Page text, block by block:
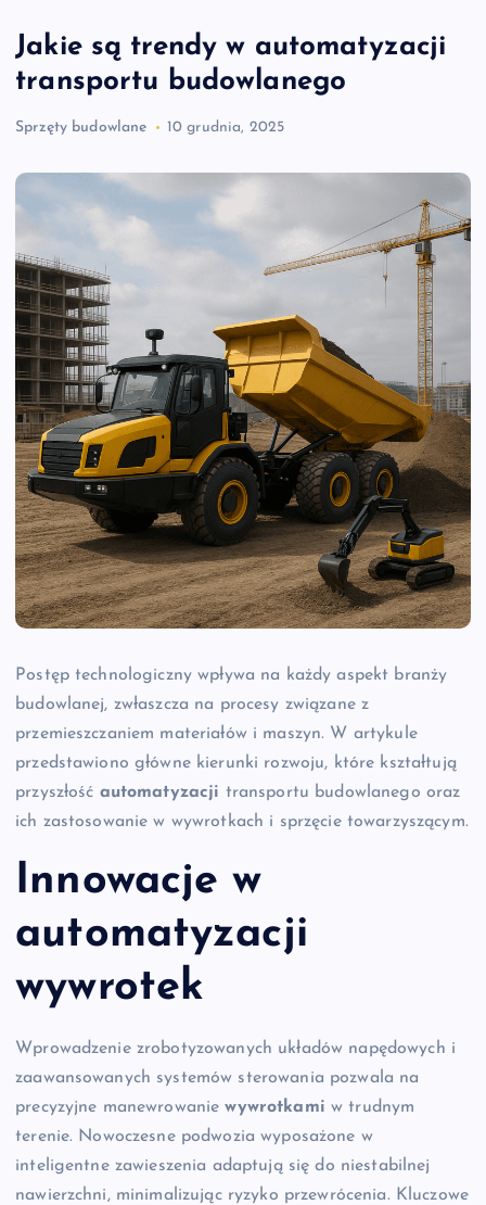
Jakie są trendy w automatyzacji
transportu budowlanego
Sprzęty budowlane 10 grudnia, 2025
Postęp technologiczny wpływa na każdy aspekt branży
budowlanej, zwłaszcza na procesy związane z
przemieszczaniem materiałów i maszyn. W artykule
przedstawiono główne kierunki rozwoju, które kształtują
przyszłość automatyzacji transportu budowlanego oraz
ich zastosowanie w wywrotkach i sprzęcie towarzyszącym.
Innowacje w
automatyzacji
wywrotek
Wprowadzenie zrobotyzowanych układów napędowych i
zaawansowanych systemów sterowania pozwala na
precyzyjne manewrowaniewywrotkami w trudnym
terenie. Nowoczesne podwozia wyposażone w
inteligentne zawieszenia adaptują się do niestabilnej
nawierzchni, minimalizując ryzyko przewrócenia. Kluczowe